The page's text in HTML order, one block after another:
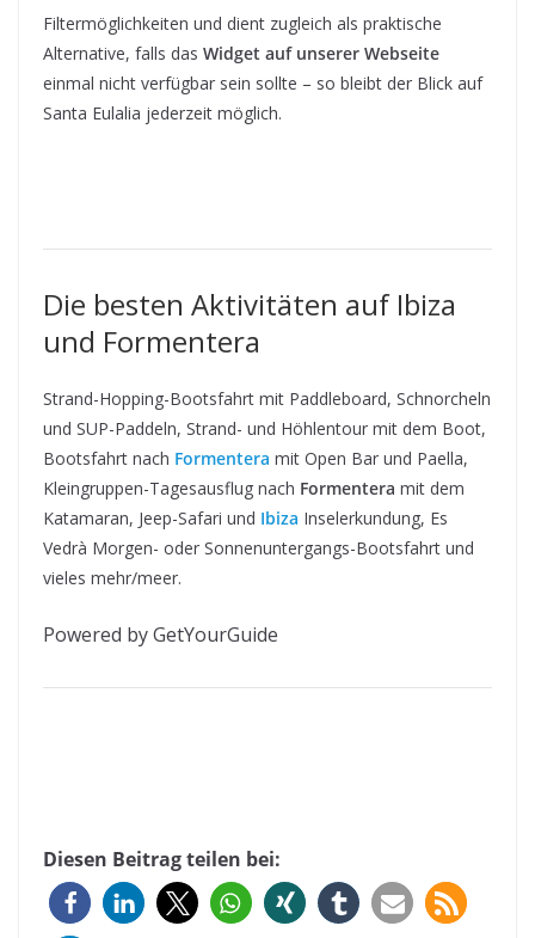
Filtermöglichkeiten und dient zugleich als praktische
Alternative, falls das Widget auf unserer Webseite
einmal nicht verfügbar sein sollte – so bleibt der Blick auf
Santa Eulalia jederzeit möglich.
Die besten Aktivitäten auf Ibiza
und Formentera
Strand-Hopping-Bootsfahrt mit Paddleboard, Schnorcheln
und SUP-Paddeln, Strand- und Höhlentour mit dem Boot,
Bootsfahrt nach Formentera mit Open Bar und Paella,
Kleingruppen-Tagesausflug nach Formentera mit dem
Katamaran, Jeep-Safari und Ibiza Inselerkundung, Es
Vedrà Morgen- oder Sonnenuntergangs-Bootsfahrt und
vieles mehr/meer.
Powered by GetYourGuide
Diesen Beitrag teilen bei: